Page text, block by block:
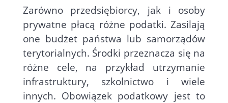
Zarówno przedsiębiorcy, jak i osoby
prywatne płacą różne podatki. Zasilają
one budżet państwa lub samorządów
terytorialnych. Środki przeznacza się na
różne cele, na przykład utrzymanie
infrastruktury, szkolnictwo i wiele
innych. Obowiązek podatkowy jest to